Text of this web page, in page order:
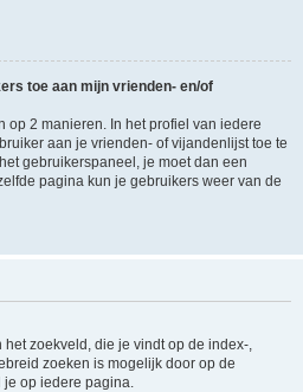
toe aan mijn vrienden- en/of
op 2 manieren. In het profiel van iedere
aan je vrienden- of vijandenlijst toe te
gebruikerspaneel, je moet dan een
pagina kun je gebruikers weer van de
zoekveld, die je vindt op de index-,
zoeken is mogelijk door op de
je op iedere pagina.